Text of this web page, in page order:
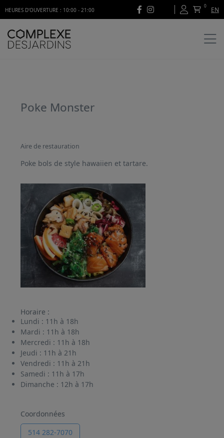
HEURES D'OUVERTURE : 10:00 - 21:00
0 EN
Poke Monster
Aire de restauration
Poke bols de style hawaiien et tartare.
Horaire :
Lundi : 11h à 18h
Mardi : 11h à 18h
Mercredi : 11h à 18h
Jeudi : 11h à 21h
Vendredi : 11h à 21h
Samedi : 11h à 17h
Dimanche : 12h à 17h
Coordonnées
514 282-7070